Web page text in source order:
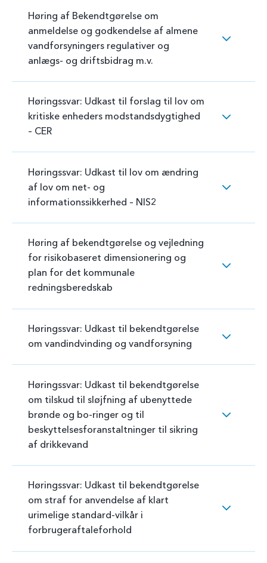
Høringssvar: Udkast til bekendtgørelse
om straf for anvendelse af klart
urimelige standard-vilkår i
forbrugeraftaleforhold
Høringssvar: Udkast til bekendtgørelse
om tilskud til sløjfning af ubenyttede
brønde og bo-ringer og til
beskyttelsesforanstaltninger til sikring
af drikkevand
Høringssvar: Udkast til bekendtgørelse
om vandindvinding og vandforsyning
Høring af bekendtgørelse og vejledning
for risikobaseret dimensionering og
plan for det kommunale
redningsberedskab
Høringssvar: Udkast til lov om ændring
af lov om net- og
informationssikkerhed – NIS2
Høringssvar: Udkast til forslag til lov om
kritiske enheders modstandsdygtighed
– CER
Høring af Bekendtgørelse om
anmeldelse og godkendelse af almene
vandforsyningers regulativer og
anlægs- og driftsbidrag m.v.